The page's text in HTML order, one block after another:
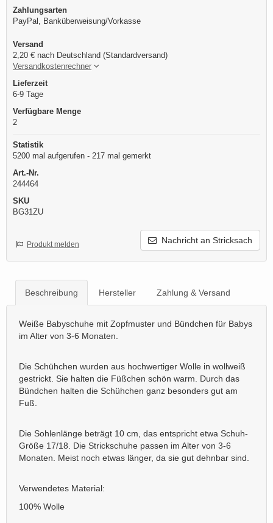
Zahlungsarten
PayPal, Banküberweisung/Vorkasse
Versand
2,20 € nach Deutschland (Standardversand)
Versandkostenrechner
Lieferzeit
6-9 Tage
Verfügbare Menge
2
Statistik
5200 mal aufgerufen - 217 mal gemerkt
Art.-Nr.
244464
SKU
BG31ZU
Nachricht an Stricksach
Produkt melden
Beschreibung Hersteller Zahlung & Versand
Weiße Babyschuhe mit Zopfmuster und Bündchen für Babys
im Alter von 3-6 Monaten.
Die Schühchen wurden aus hochwertiger Wolle in wollweiß
gestrickt. Sie halten die Füßchen schön warm. Durch das
Bündchen halten die Schühchen ganz besonders gut am
Fuß.
Die Sohlenlänge beträgt 10 cm, das entspricht etwa Schuh-
Größe 17/18. Die Strickschuhe passen im Alter von 3-6
Monaten. Meist noch etwas länger, da sie gut dehnbar sind.
Verwendetes Material:
100% Wolle